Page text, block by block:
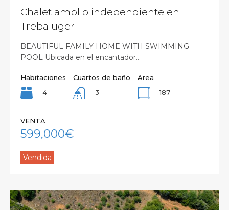
Chalet amplio independiente en
Trebaluger
BEAUTIFUL FAMILY HOME WITH SWIMMING
POOL Ubicada en el encantador…
Habitaciones
4
Cuartos de baño
3
Area
187
VENTA
599,000€
Vendida